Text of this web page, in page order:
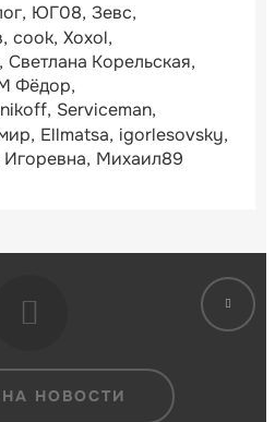
ЮГ08 Зевс
cook Xoxol
Светлана Корельская
Фёдор
Serviceman
Ellmatsa igorlesovsky
Михаил89
НОВОСТИ